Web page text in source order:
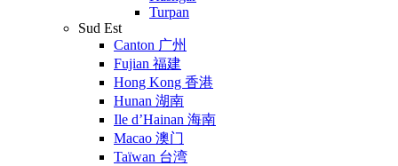
Turpan
Sud Est
Canton 广州
Fujian 福建
Hong Kong 香港
Hunan 湖南
Ile d’Hainan 海南
Macao 澳门
Taïwan 台湾